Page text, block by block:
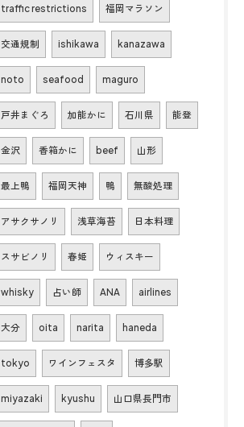
traffic restrictions 福岡マラソン
交通規制 ishikawa kanazawa
noto seafood maguro
戸井まぐろ 加能かに 石川県 能登
金沢 香箱かに beef 山形
最上鴨 福岡天神 鴨 無酸処理
アサクサノリ 浅草海苔 日本料理
スサビノリ 春姫 ウィスキー
whisky 占い師 ANA airlines
大分 oita narita haneda
tokyo ワインフェスタ 博多駅
miyazaki kyushu 山口県長門市